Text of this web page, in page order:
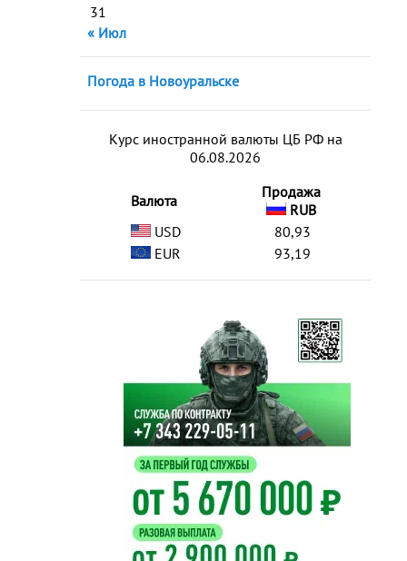
31
« Июл
Погода в Новоуральске
Курс иностранной валюты ЦБ РФ на
06.08.2026
Валюта
Продажа
RUB
USD
80,93
EUR
93,19